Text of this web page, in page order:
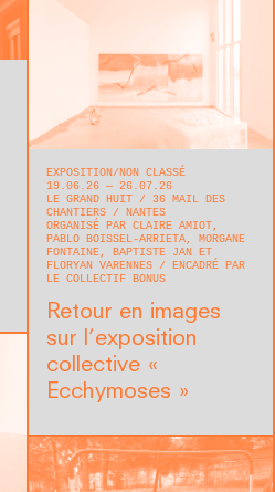
EXPOSITION NON CLASSÉ
19.06.26 — 26.07.26
LE GRAND HUIT
36 MAIL DES
CHANTIERS
NANTES
ORGANISÉ PAR CLAIRE AMIOT,
PABLO BOISSEL-ARRIETA, MORGANE
FONTAINE, BAPTISTE JAN ET
FLORYAN VARENNES
ENCADRÉ PAR
LE COLLECTIF BONUS
Retour en images
sur l’exposition
collective «
Ecchymoses »